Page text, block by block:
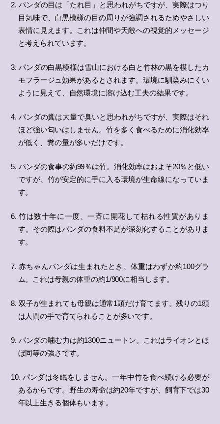
2. パンダの目は「たれ目」と思われがちですが、実際はつり
目気味で、白黒模様の目の周りが強調されるためやさしい
表情に見えます。これは仲間や天敵への視覚的メッセージ
と考えられています。
3. パンダの白黒模様は雪山における白と竹林の黒を模したカ
モフラージュ効果があるとされます。環境に馴染みにくい
ように見えて、自然環境に溶け込む工夫の結果です。
4. パンダの糞は大量で臭いと思われがちですが、実際はそれ
ほど強い匂いはしません。竹を多く食べるために消化効率
が低く、糞の量が多いだけです。
5. パンダの食事の約99％は竹。消化効率はおよそ20％と低い
ですが、竹が安定的に手に入る環境が生命線になっていま
す。
6. 竹は数十年に一度、一斉に開花して枯れる性質がありま
す。その際はパンダの食料不足が深刻化することがありま
す。
7. 赤ちゃんパンダは生まれたとき、体重はわずか約100グラ
ム。これは母親の体重の約1/900に相当します。
8. 双子が生まれても母親は通常1頭だけ育てます。残りの1頭
は人間の手で育てられることが多いです。
9. パンダの噛む力は約1300ニュートン。これはライオンとほ
ぼ同等の強さです。
10. パンダは冬眠をしません。一年中竹を食べ続ける必要が
あるからです。野生の寿命は約20年ですが、飼育下では30
年以上生きる個体もいます。